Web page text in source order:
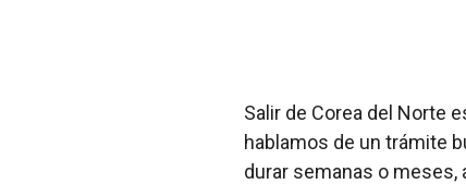
Salir de Corea del Norte
hablamos de un trámite
durar semanas o meses,